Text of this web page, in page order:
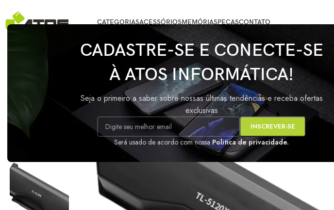
CADASTRE-SE E CONECTE-SE
À ATOS INFORMÁTICA!
Seja o primeiro a saber sobre nossas últimas tendências e receba ofertas
exclusivas
Será usado de acordo com nossaPolitica de privacidade.
CATEGORIASACESSÓRIOSMEMÓRIASPEÇASCONTATO
Toner Pantum Compatível TL-5120X